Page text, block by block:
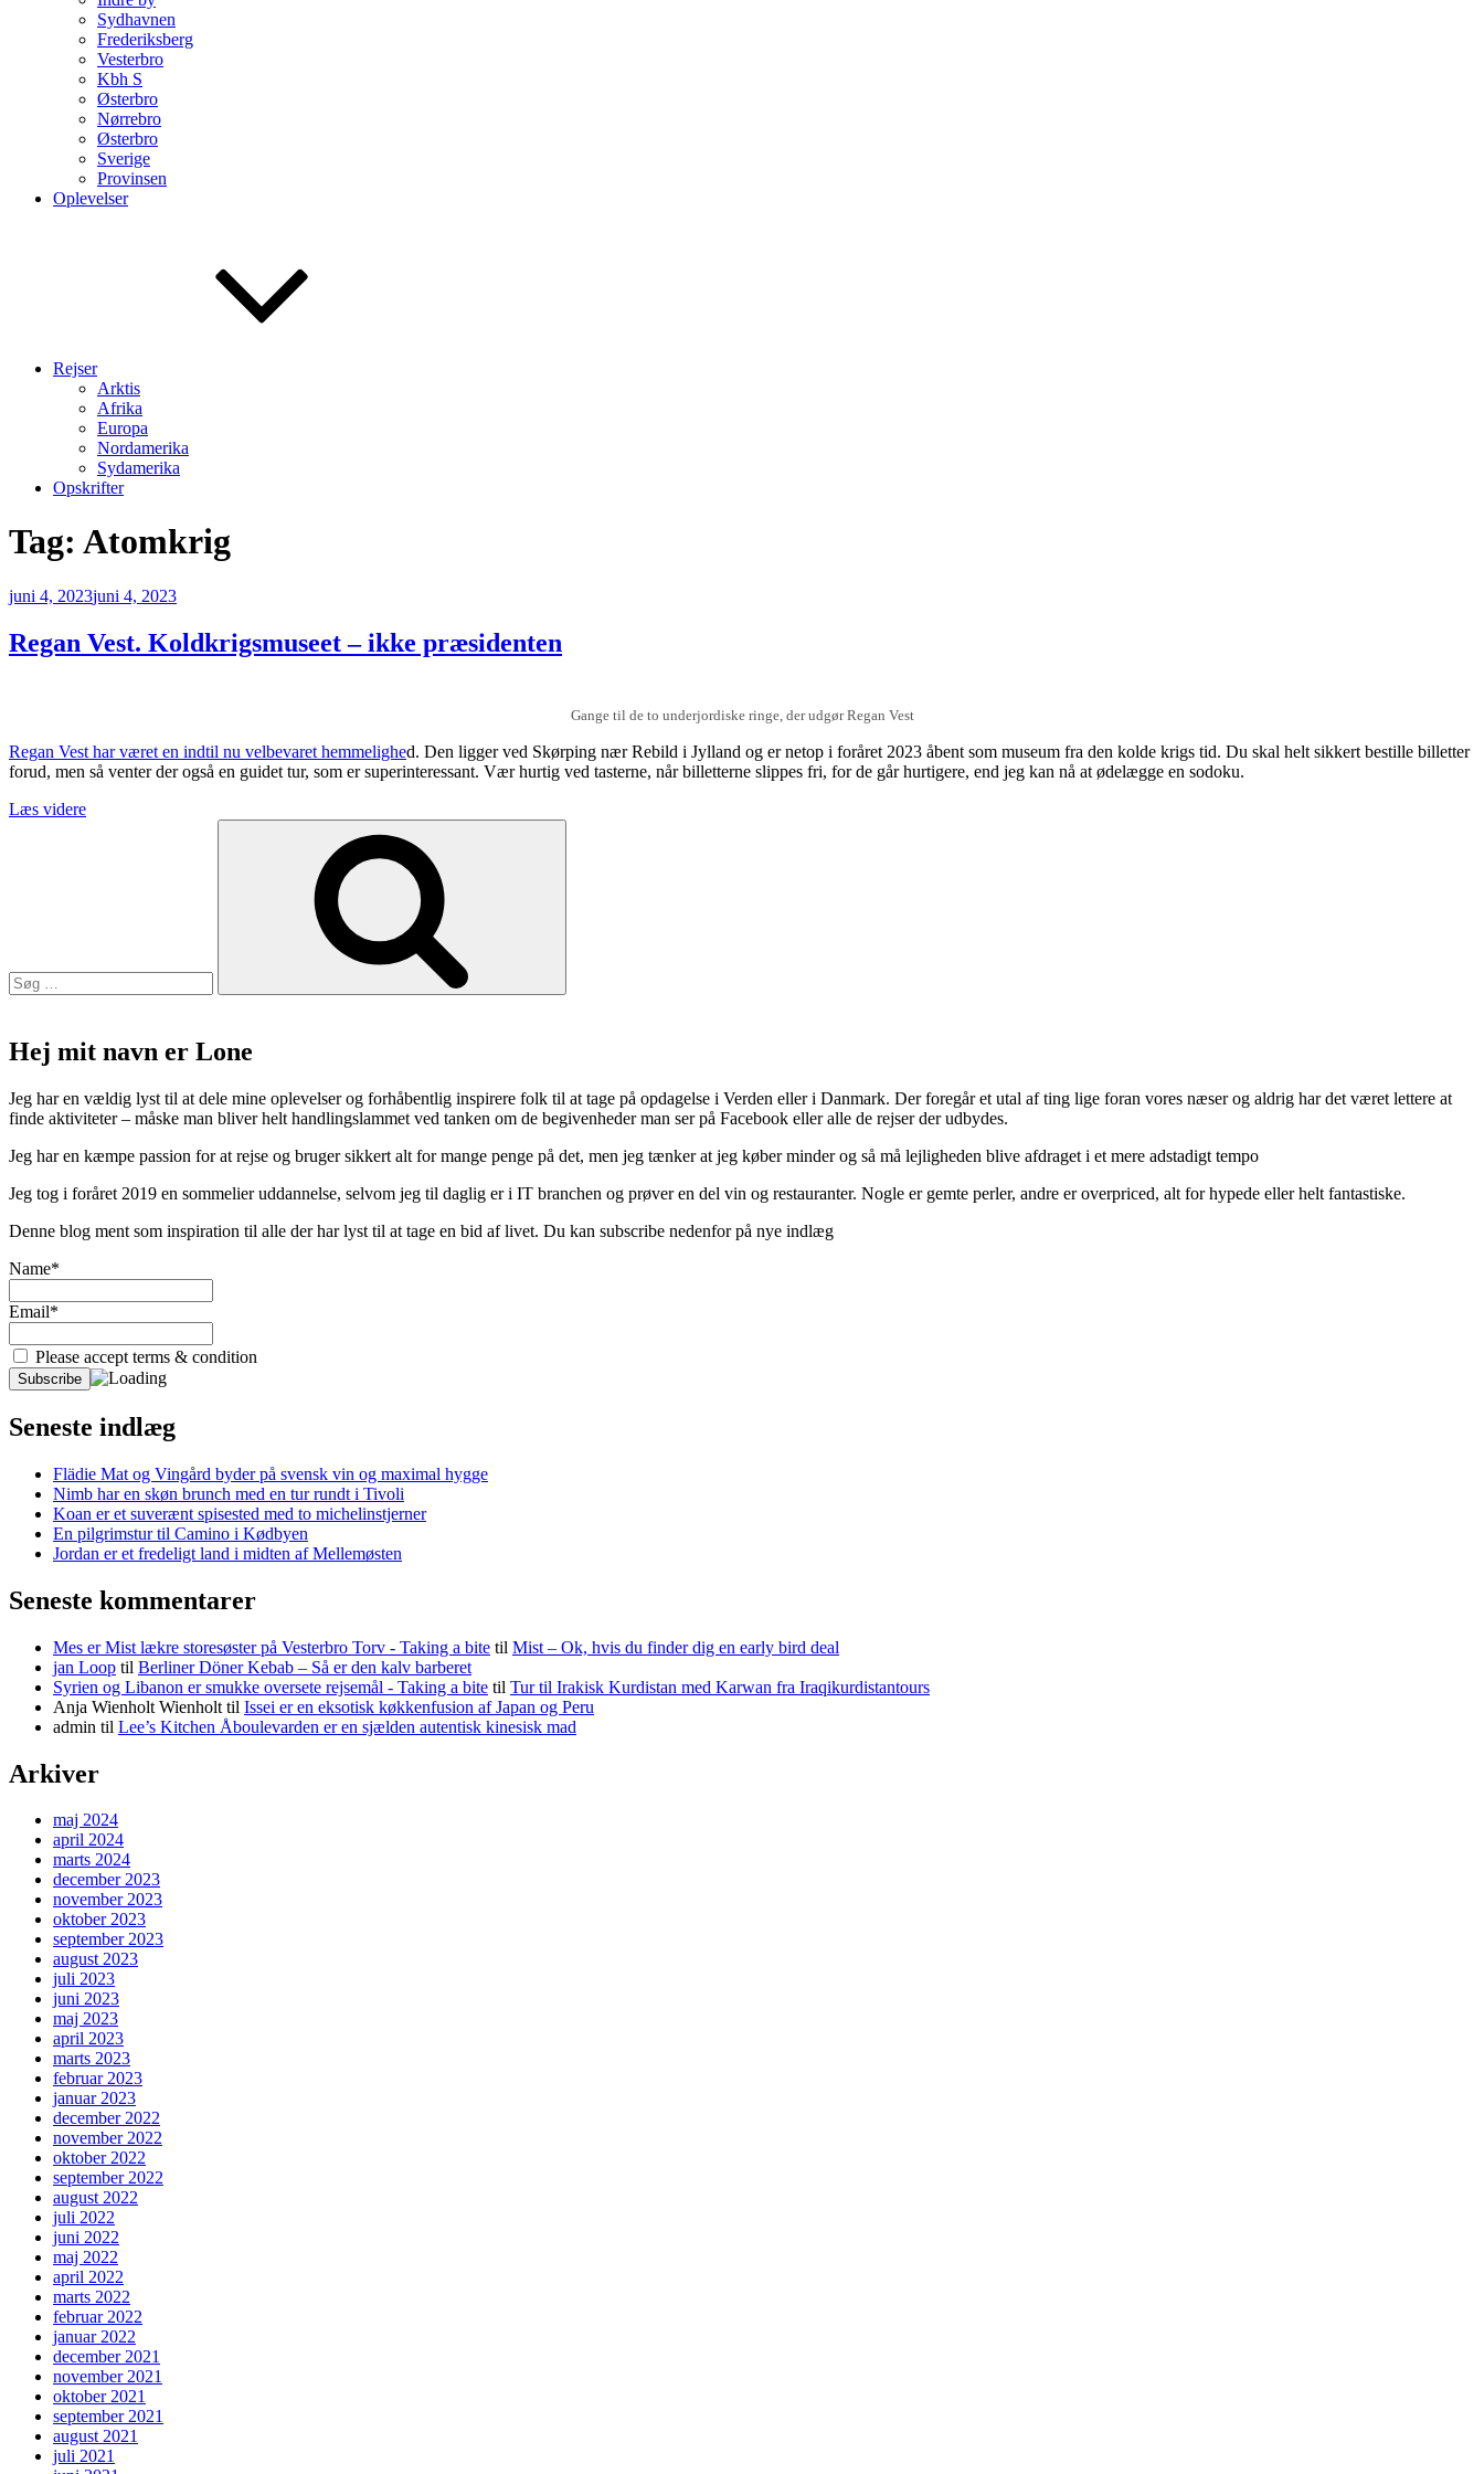
Sydhavnen
Frederiksberg
Vesterbro
Kbh S
Østerbro
Nørrebro
Østerbro
Sverige
Provinsen
Oplevelser
Rejser
Arktis
Afrika
Europa
Nordamerika
Sydamerika
Opskrifter
Tag: Atomkrig
Udgivet
juni 4, 2023juni 4, 2023
Regan Vest. Koldkrigsmuseet – ikke præsidenten
Gange til de to underjordiske ringe, der udgør Regan Vest
Regan Vest har været en indtil nu velbevaret hemmelighed. Den ligger ved Skørping nær Rebild i Jylland og er netop i foråret 2023 åbent som museum fra den kolde krigs tid. Du skal helt sikkert bestille billetter
forud, men så venter der også en guidet tur, som er superinteressant. Vær hurtig ved tasterne, når billetterne slippes fri, for de går hurtigere, end jeg kan nå at ødelægge en sodoku.
Læs videre“Regan
Hej mit navn er Lone
Jeg har en vældig lyst til at dele mine oplevelser og forhåbentlig inspirere folk til at tage på opdagelse i Verden eller i Danmark. Der foregår et utal af ting lige foran vores næser og aldrig har det været lettere at
finde aktiviteter – måske man bliver helt handlingslammet ved tanken om de begivenheder man ser på Facebook eller alle de rejser der udbydes.
Jeg har en kæmpe passion for at rejse og bruger sikkert alt for mange penge på det, men jeg tænker at jeg køber minder og så må lejligheden blive afdraget i et mere adstadigt tempo
Jeg tog i foråret 2019 en sommelier uddannelse, selvom jeg til daglig er i IT branchen og prøver en del vin og restauranter. Nogle er gemte perler, andre er overpriced, alt for hypede eller helt fantastiske.
Denne blog ment som inspiration til alle der har lyst til at tage en bid af livet. Du kan subscribe nedenfor på nye indlæg
Name*
Email*
Please accept terms & condition
Seneste indlæg
Flädie Mat og Vingård byder på svensk vin og maximal hygge
Nimb har en skøn brunch med en tur rundt i Tivoli
Koan er et suverænt spisested med to michelinstjerner
En pilgrimstur til Camino i Kødbyen
Jordan er et fredeligt land i midten af Mellemøsten
Seneste kommentarer
Mes er Mist lækre storesøster på Vesterbro Torv - Taking a bite til Mist – Ok, hvis du finder dig en early bird deal
jan Loop til Berliner Döner Kebab – Så er den kalv barberet
Syrien og Libanon er smukke oversete rejsemål - Taking a bite til Tur til Irakisk Kurdistan med Karwan fra Iraqikurdistantours
Anja Wienholt Wienholt til Issei er en eksotisk køkkenfusion af Japan og Peru
admin til Lee’s Kitchen Åboulevarden er en sjælden autentisk kinesisk mad
Arkiver
maj 2024
april 2024
marts 2024
december 2023
november 2023
oktober 2023
september 2023
august 2023
juli 2023
juni 2023
maj 2023
april 2023
marts 2023
februar 2023
januar 2023
december 2022
november 2022
oktober 2022
september 2022
august 2022
juli 2022
juni 2022
maj 2022
april 2022
marts 2022
februar 2022
januar 2022
december 2021
november 2021
oktober 2021
september 2021
august 2021
juli 2021